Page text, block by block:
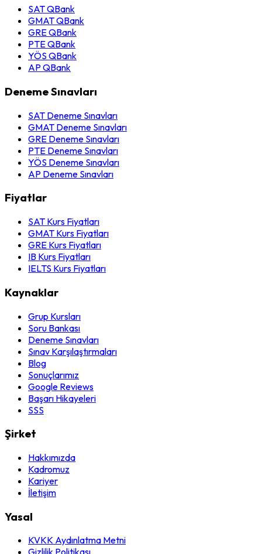
SAT QBank
GMAT QBank
GRE QBank
PTE QBank
YÖS QBank
AP QBank
Deneme Sınavları
SAT Deneme Sınavları
GMAT Deneme Sınavları
GRE Deneme Sınavları
PTE Deneme Sınavları
YÖS Deneme Sınavları
AP Deneme Sınavları
Fiyatlar
SAT Kurs Fiyatları
GMAT Kurs Fiyatları
GRE Kurs Fiyatları
IB Kurs Fiyatları
IELTS Kurs Fiyatları
Kaynaklar
Grup Kursları
Soru Bankası
Deneme Sınavları
Sınav Karşılaştırmaları
Blog
Sonuçlarımız
Google Reviews
Başarı Hikayeleri
SSS
Şirket
Hakkımızda
Kadromuz
Kariyer
İletişim
Yasal
KVKK Aydınlatma Metni